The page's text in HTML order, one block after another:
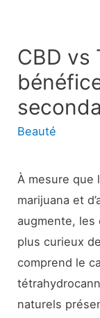
CBD vs
Beauté
À mesure que
marijuana et
augmente, les
plus curieux
comprend le
naturels